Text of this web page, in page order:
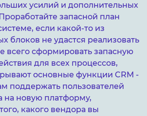
усилий и дополнительных
запасной план
если какой-то из
блоков не удастся реализовать
всего сформировать запасную
для всех процессов,
основные функции CRM -
поддержать пользователей
на новую платформу,
какого вендора вы